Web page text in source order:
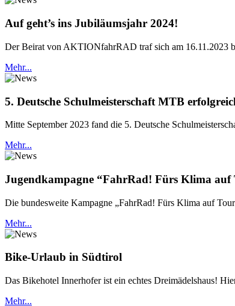
Auf geht’s ins Jubiläumsjahr 2024!
Der Beirat von AKTIONfahrRAD traf sich am 16.11.2023
Mehr...
5. Deutsche Schulmeisterschaft MTB
Mitte September 2023 fand die 5. Deutsche
Mehr...
Jugendkampagne “FahrRad! Fürs Klima
Die bundesweite Kampagne „FahrRad! Fürs Klima auf
Mehr...
Bike-Urlaub in Südtirol
Das Bikehotel Innerhofer ist ein echtes Dreimädelshaus!
Mehr...